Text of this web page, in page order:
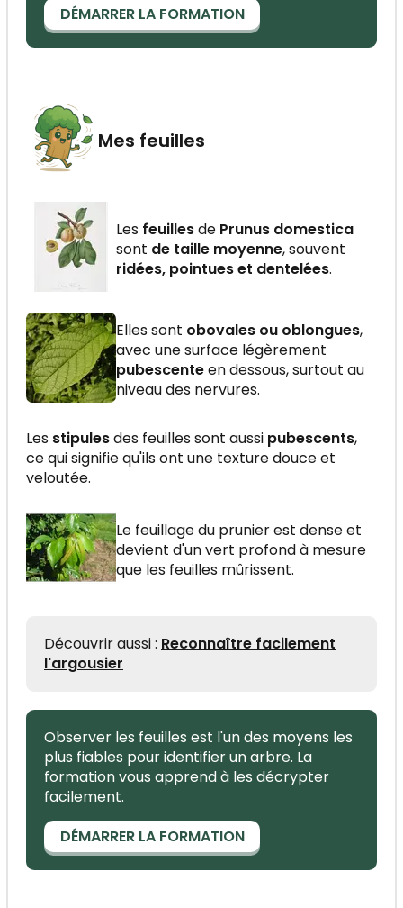
DÉMARRER LA FORMATION
Mes feuilles
Les feuillesde Prunus domestica
sont de taille moyenne, souvent
ridées, pointues et dentelées.
Elles sont obovales ou oblongues,
avec une surface légèrement
pubescenteen dessous, surtout au
niveau des nervures.
Les stipulesdes feuilles sont aussi pubescents,
ce qui signifie qu'ils ont une texture douce et
veloutée.
Le feuillage du prunier est dense et
devient d'un vert profond à mesure
que les feuilles mûrissent.
Découvrir aussi : Reconnaître facilement
l'argousier
Observer les feuilles est l'un des moyens les
plus fiables pour identifier un arbre. La
formation vous apprend à les décrypter
facilement.
DÉMARRER LA FORMATION